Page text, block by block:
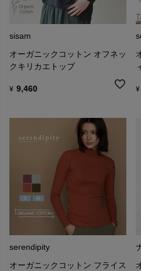
sisam
オーガニックコットン オフネッ
クキリカエトップ
¥ 9,460 ¥
serendipity
オーガニックコットン フライス